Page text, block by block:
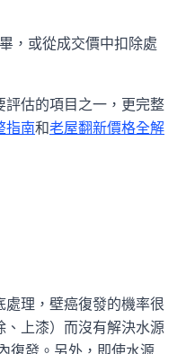
，或從成交價中扣除處
估的項目之一，更完整
指南和老屋翻新價格全解
理，壁癌復發的機率很
上漆）而沒有解決水源